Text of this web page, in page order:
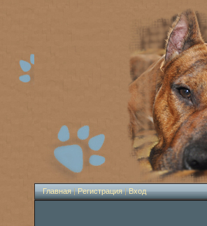
Главная|Регистрация|Вход